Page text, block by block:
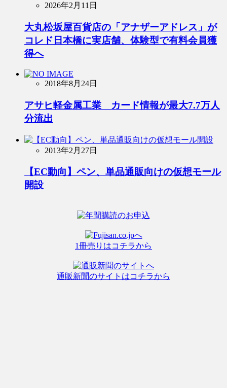
2026年2月11日
大丸松坂屋百貨店の「アナザーアドレス」が
コレド日本橋に実店舗、体験型で有料会員獲
得へ
2018年8月24日
アサヒ軽金属工業 カード情報が最大7.7万人
分流出
2013年2月27日
【EC動向】ペン、単品通販向けの仮想モール
開設
1冊売りはコチラから
通販新聞のサイトはコチラから